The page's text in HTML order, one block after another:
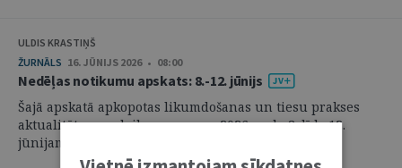
ULDIS KRASTIŅŠ
ŽURNĀLS 16. JŪNIJS 2026 • 08:00
Nedēļas notikumu apskats: 8.-12. jūnijs
Šajā apskatā apkopotas likumdošanas un tiesu prakses
aktualitātes par laika posmu no 2026. gada 8. līdz 12.
jūnijam. ...